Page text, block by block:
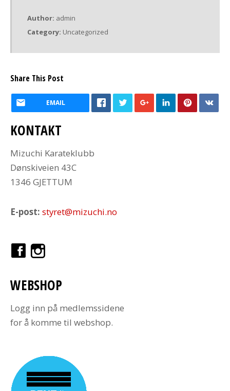
Author: admin
Category: Uncategorized
Share This Post
EMAIL
KONTAKT
Mizuchi Karateklubb
Dønskiveien 43C
1346 GJETTUM
E-post: styret@mizuchi.no
WEBSHOP
Logg inn på medlemssidene
for å komme til webshop.